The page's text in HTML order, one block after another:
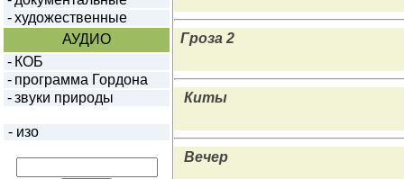
- художественные
АУДИО
- КОБ
- программа Гордона
- звуки природы
- изо
Гроза 2
Киты
Вечер